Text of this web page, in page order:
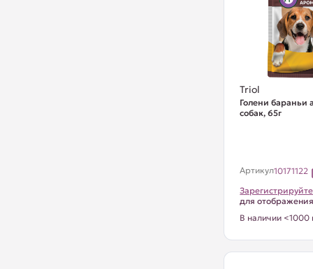
Triol
Голени бараньи
собак, 65г
Артикул10171122
для
В наличии <1000